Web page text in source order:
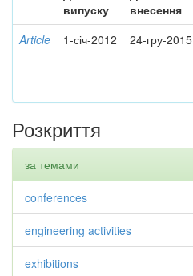
випуску
внесення
Article 1-січ-2012 24-гру-2015
Розкриття
за темами
conferences
engineering activities
exhibitions